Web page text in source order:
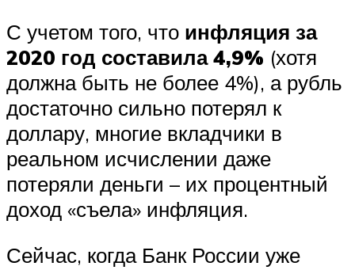
С учетом того, что инфляция за
2020 год составила 4,9% (хотя
должна быть не более 4%), а рубль
достаточно сильно потерял к
доллару, многие вкладчики в
реальном исчислении даже
потеряли деньги – их процентный
доход «съела» инфляция.
Сейчас, когда Банк России уже